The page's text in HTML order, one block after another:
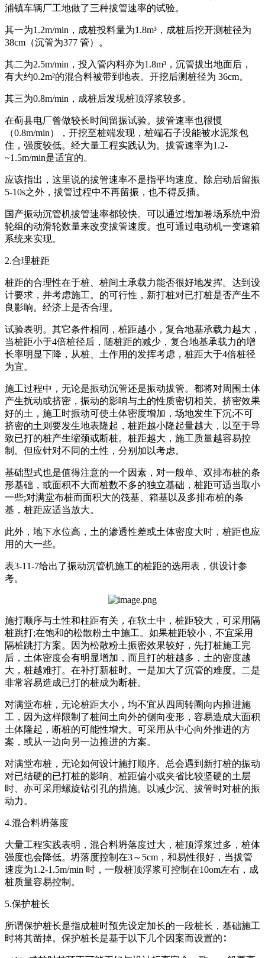
浦镇车辆厂工地做了三种拔管速率的试验。
其一为1.2m/min，成桩投料量为1.8m³，成桩后挖开测桩径为
38cm（沉管为377 管）。
其二为2.5m/min，投入管内料亦为1.8m³，沉管拔出地面后，
有大约0.2m²的混合料被带到地表。开挖后测桩径为 36cm。
其三为0.8m/min，成桩后发现桩顶浮浆较多。
在蓟县电厂曾做较长时间留振试验。拔管速率也很慢
（0.8m/min），开挖至桩端发现，桩端石子没能被水泥浆包
住，强度较低。经大量工程实践认为。拔管速率为1.2-
~1.5m/min是适宜的。
应该指出，这里说的拔管速率不是指平均速度。除启动后留振
5-10s之外，拔管过程中不再留振，也不得反插。
国产振动沉管机拔管速率都较快。可以通过增加卷场系统中滑
轮组的动滑轮数量来改变拔管速度。也可通过电动机一变速箱
系统来实现。
2.合理桩距
桩距的合理性在于桩、桩间土承载力能否很好地发挥。达到设
计要求，并考虑施工。的可行性，新打桩对已打桩是否产生不
良影响。经济上是否合理。
试验表明。其它条件相同，桩距越小，复合地基承载力越大，
当桩距小于4倍桩径后，随桩距的减少，复合地基承载力的增
长率明显下降，从桩、土作用的发挥考虑，桩距大于4倍桩径
为宜。
施工过程中，无论是振动沉管还是振动拔管。都将对周围土体
产生扰动或挤密，振动的影响与土的性质密切相关。挤密效果
好的土，施工时振动可使土体密度增加，场地发生下沉;不可
挤密的土则要发生地表隆起，桩距越小隆起量越大，以至于导
致已打的桩产生缩颈或断桩。桩距越大，施工质量越容易控
制。但应针对不同的土性，分别加以考虑。
基础型式也是值得注意的一个因素，对一般单、双排布桩的条
形基础，或面积不大而桩数不多的独立基础，桩距可适当取小
一些;对满堂布桩而面积大的筏基、箱基以及多排布桩的条
基，桩距应适当放大。
此外，地下水位高，土的渗透性差或土体密度大时，桩距也应
用的大一些。
表3-11-7给出了振动沉管机施工的桩距的选用表，供设计参
考。
施打顺序与土性和柱距有关，在软土中，桩距较大，可采用隔
桩跳打;在饱和的松散粉土中施工。如果桩距较小，不宜采用
隔桩跳打方案。因为松散粉土振密效果较好，先打桩施工完
后，土体密度会有明显增加，而且打的桩越多，土的密度越
大，桩越难打。在补打新桩时。一是加大了沉管的难度。二是
非常容易造成已打的桩成为断桩。
对满堂布桩，无论桩距大小，均不宜从四周转圈向内推进施
工，因为这样限制了桩间土向外的侧向变形，容易造成大面积
土体隆起，断桩的可能性增大。可采用从中心向外推进的方
案，或从一边向另一边推进的方案。
对满堂布桩，无论如何设计施打顺序。总会遇到新打桩的振动
对已结硬的已打桩的影响、桩距偏小或夹省比较坚硬的土层
时、亦可采用螺旋钻引孔的措施。以减少沉、拔管时对桩的振
动力。
4.混合料坍落度
大量工程实践表明，混合料坍落度过大，桩顶浮浆过多，桩体
强度也会降低。坍落度控制在3～5cm，和易性很好，当拔管
速度为1.2-1.5m/min 时，一般桩顶浮浆可控制在10om左右，成
桩质量容易控制。
5.保护桩长
所谓保护桩长是指成桩时预先设定加长的一段桩长，基础施工
时将其凿掉。保护桩长是基于以下几个因案而设置的∶